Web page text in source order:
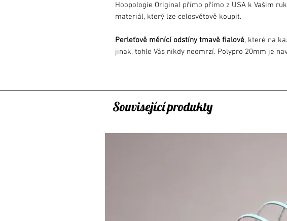
Hoopologie Original přímo přímo z USA k Vašim
materiál, který lze celosvětově koupit.
Perleťově měnící odstíny tmavě fialové, které na
jinak, tohle Vás nikdy neomrzí. Polypro 20mm je
úplně do jiné dimenze :) Věřte mi, tohle chcete mít
,
Související produkty